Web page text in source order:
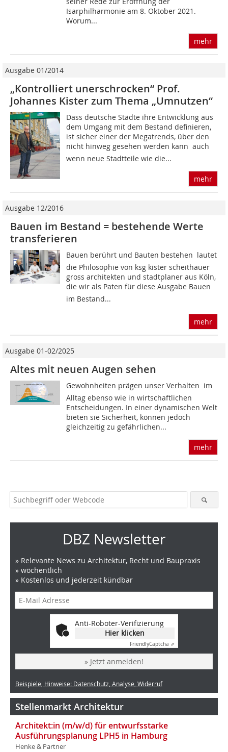
Isarphilharmonie am 8. Oktober 2021.
Worum...
mehr
Ausgabe 01/2014
„Kontrolliert unerschrocken“ Prof.
Johannes Kister zum Thema „Umnutzen“
Dass deutsche Städte ihre Entwicklung aus
dem Umgang mit dem Bestand definieren,
ist sicher einer der Megatrends, über den
nicht hinweg gesehen werden kann  auch
wenn neue Stadtteile wie die...
mehr
Ausgabe 12/2016
Bauen im Bestand = bestehende Werte
transferieren
Bauen berührt und Bauten bestehen  lautet
die Philosophie von ksg kister scheithauer
gross architekten und stadtplaner aus Köln,
die wir als Paten für diese Ausgabe Bauen
im Bestand...
mehr
Ausgabe 01-02/2025
Altes mit neuen Augen sehen
Gewohnheiten prägen unser Verhalten  im
Alltag ebenso wie in wirtschaftlichen
Entscheidungen. In einer dynamischen Welt
bieten sie Sicherheit, können jedoch
gleichzeitig zu gefährlichen...
mehr
DBZ Newsletter
» Relevante News zu Architektur, Recht und Baupraxis
» wöchentlich
» Kostenlos und jederzeit kündbar
Anti-Roboter-Verifizierung
Hier klicken
FriendlyCaptcha ⇗
» Jetzt anmelden!
Beispiele, Hinweise: Datenschutz, Analyse, Widerruf
Stellenmarkt Architektur
Architekt:in (m/w/d) für entwurfsstarke
Ausführungsplanung LPH5 in Hamburg
Henke & Partner